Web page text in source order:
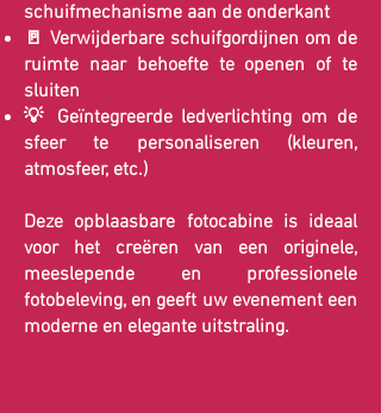
schuifmechanisme aan de onderkant
🚪 Verwijderbare schuifgordijnen om de
ruimte naar behoefte te openen of te
sluiten
💡 Geïntegreerde ledverlichting om de
sfeer te personaliseren (kleuren,
atmosfeer, etc.)
Deze opblaasbare fotocabine is ideaal
voor het creëren van een originele,
meeslepende en professionele
fotobeleving, en geeft uw evenement een
moderne en elegante uitstraling.